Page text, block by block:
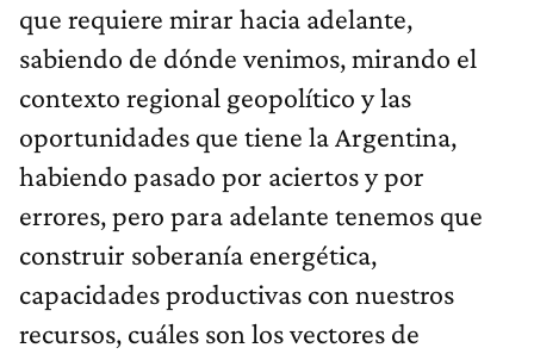
que requiere mirar hacia adelante,
sabiendo de dónde venimos, mirando el
contexto regional geopolítico y las
oportunidades que tiene la Argentina,
habiendo pasado por aciertos y por
errores, pero para adelante tenemos que
construir soberanía energética,
capacidades productivas con nuestros
recursos, cuáles son los vectores de